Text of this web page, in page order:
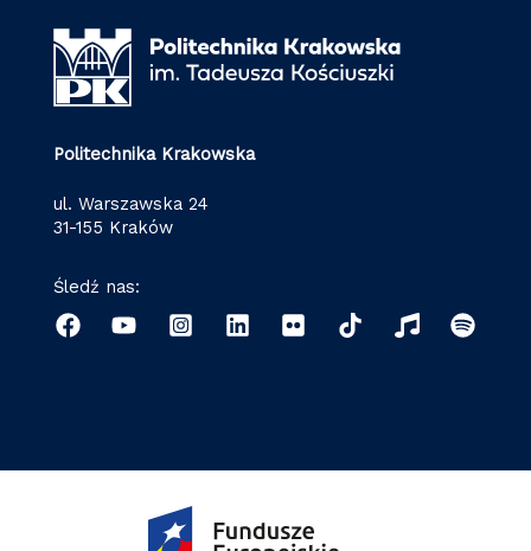
Politechnika Krakowska
ul. Warszawska 24
31-155 Kraków
Śledź nas: